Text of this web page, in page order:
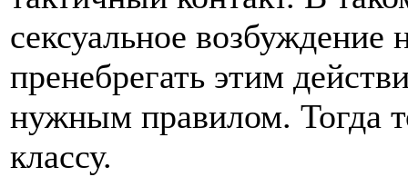
сексуальное возбуждение
пренебрегать этим
нужным правилом. Тогда
классу.